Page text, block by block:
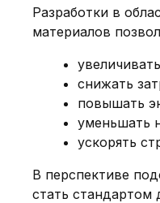
Разработки в
материалов
снижать
повышать
уменьшать
ускорять
В перспективе
стать стандартом